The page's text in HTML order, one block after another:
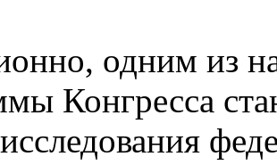
одним из
Конгресса